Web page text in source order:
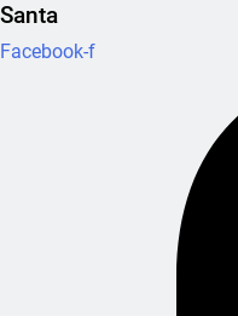
Santa
Facebook-f